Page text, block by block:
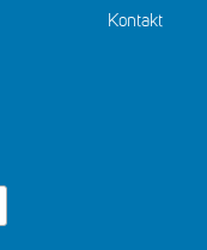
Kontakt